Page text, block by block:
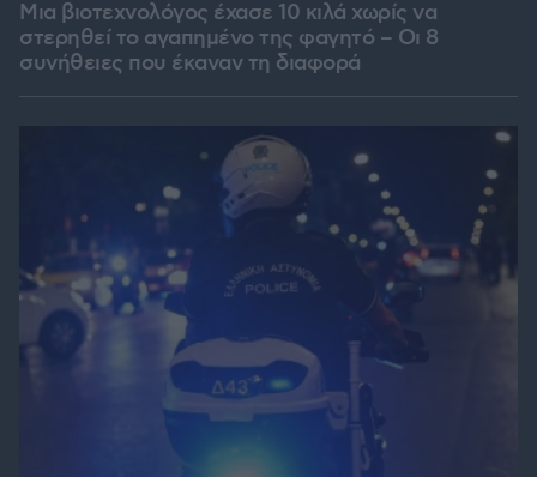
Μια βιοτεχνολόγος έχασε 10 κιλά χωρίς να
στερηθεί το αγαπημένο της φαγητό – Οι 8
συνήθειες που έκαναν τη διαφορά